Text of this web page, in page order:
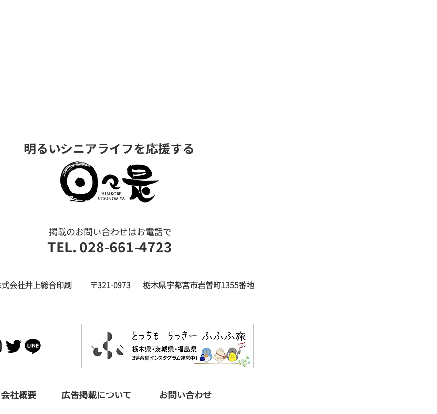
形式にとらわれないお葬式
／家族葬のタクセル
明るいシニアライフを応援する
​掲載のお問い合わせはお電話で
TEL. 028-661-4723
会社井上総合印刷 〒321-0973 栃木県宇都宮市岩曽町1355番地
​会社概要 広告掲載について お問い合わせ